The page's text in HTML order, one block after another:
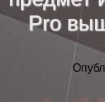
Pro
Рубрики»
»